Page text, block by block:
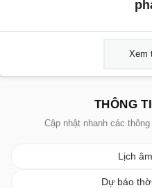
Xem
THÔNG
Cập nhật nhanh các
Lịch
Dự báo